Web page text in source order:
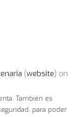
(website) on
También es
para poder